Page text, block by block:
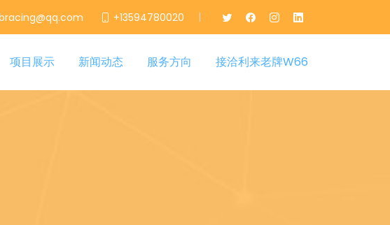
+13594780020 |
项目展示 新闻动态 服务方向 接洽利来老牌W66